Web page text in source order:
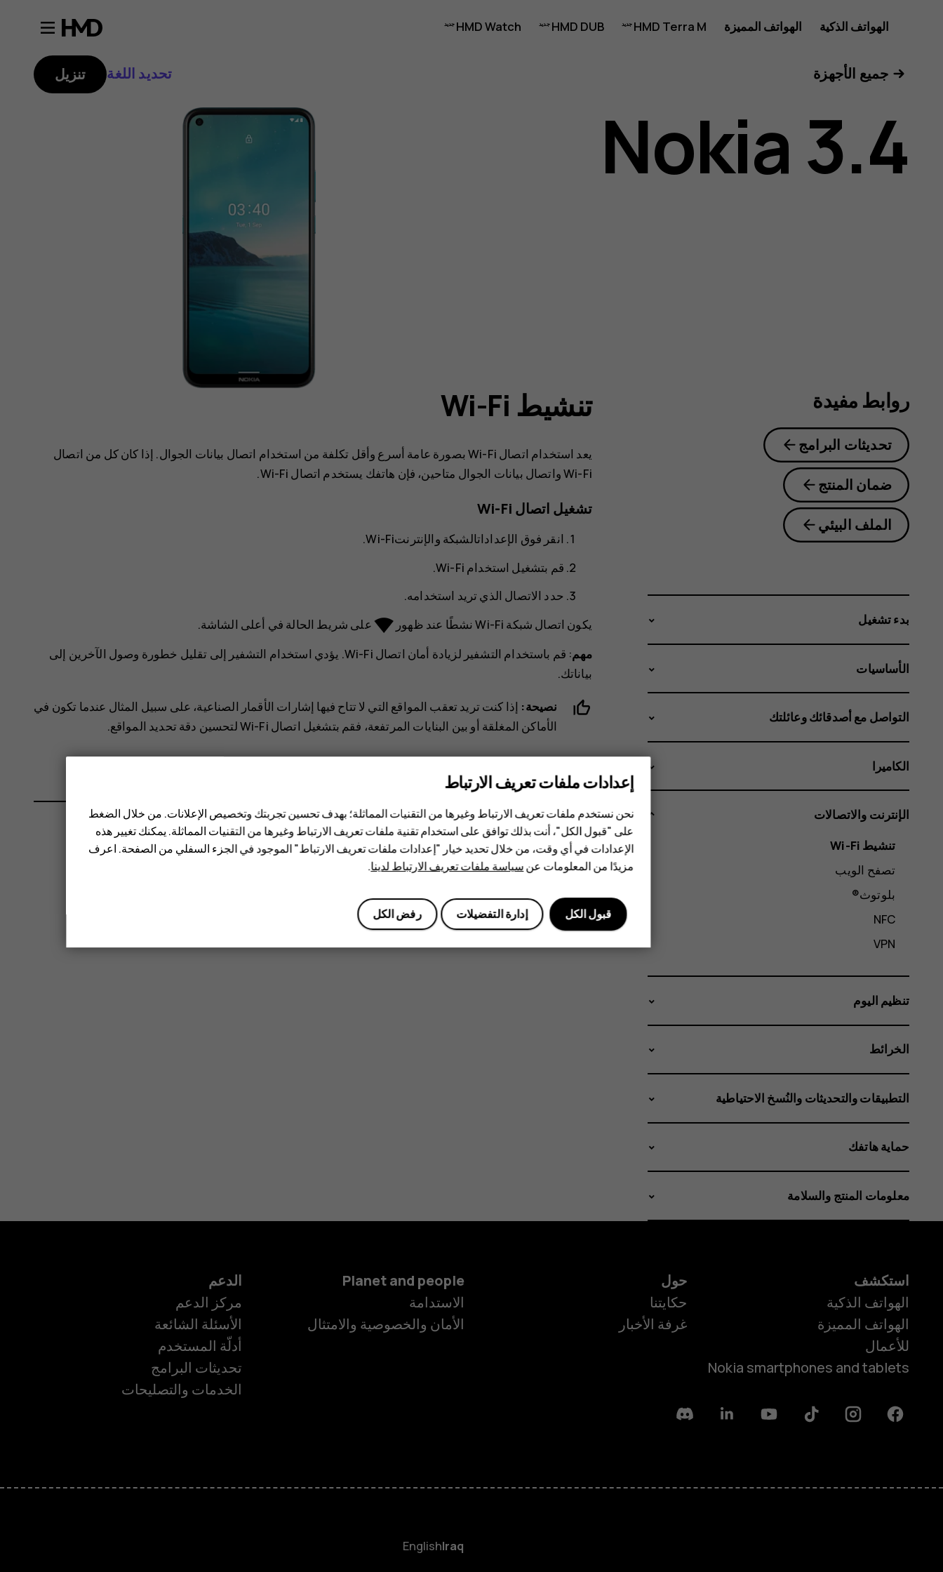
دليل
مستخدم
هاتف
الهواتف الذكية الهواتف المميزة HMD Terra M
HMD DUB
HMD Watch
HMD Terra M
HMD DUB
جميع الأجهزة تحديد اللغة تنزيل
Nokia 3.4
تنشيط Wi-Fi
يعد استخدام اتصال Wi-Fi بصورة عامة أسرع وأقل تكلفة من استخدام اتصال بيانات الجوال. إذا كان كل من اتصال
Wi-Fi واتصال بيانات الجوال متاحين، فإن هاتفك يستخدم اتصال Wi-Fi.
تشغيل اتصال Wi-Fi
انقر فوق الإعداداتالشبكة والإنترنتWi-Fi‬
.
قم بتشغيل استخدام Wi-Fi
.
حدد الاتصال الذي تريد استخدامه.
يكون اتصال شبكة Wi-Fi نشطًا عند ظهور
network_wifi على شريط الحالة في أعلى الشاشة.
مهم
: قم باستخدام التشفير لزيادة أمان اتصال ‪Wi-Fi‬. يؤدي استخدام التشفير إلى تقليل خطورة وصول الآخرين إلى
بياناتك.
نصيحة: إذا كنت تريد تعقب المواقع التي لا تتاح فيها إشارات الأقمار الصناعية، على سبيل المثال عندما تكون في
الأماكن المغلقة أو بين البنايات المرتفعة، فقم بتشغيل اتصال Wi-Fi لتحسين دقة تحديد المواقع.
هل وجدت هذه المعلومات مفيدة؟
نعم لا
روابط مفيدة
تحديثات البرامج
ضمان المنتج
الملف البيئي
بدء تشغيل
الأساسيات
التواصل مع أصدقائك وعائلتك
الكاميرا
الإنترنت والاتصالات
تنشيط Wi-Fi
تصفح الويب
بلوتوث®
NFC
VPN
تنظيم اليوم
الخرائط
التطبيقات والتحديثات والنُسخ الاحتياطية
حماية هاتفك
معلومات المنتج والسلامة
استكشف
الهواتف الذكية
الهواتف المميزة
للأعمال
Nokia smartphones and tablets
حول
حكايتنا
غرفة الأخبار
Planet and people
الاستدامة
الأمان والخصوصية والامتثال
الدعم
مركز الدعم
الأسئلة الشائعة
أدلّة المستخدم
تحديثات البرامج
الخدمات والتصليحات
Facebook
Instagram
Tiktok
Youtube
Linkedin
Discord
Iraq
English
إعدادات ملفات تعريف الارتباط
نحن نستخدم ملفات تعريف الارتباط وغيرها من التقنيات المماثلة؛ بهدف تحسين تجربتك وتخصيص الإعلانات. من خلال الضغط
على "قبول الكل"، أنت بذلك توافق على استخدام تقنية ملفات تعريف الارتباط وغيرها من التقنيات المماثلة. يمكنك تغيير هذه
الإعدادات في أي وقت، من خلال تحديد خيار "إعدادات ملفات تعريف الارتباط" الموجود في الجزء السفلي من الصفحة. اعرف
مزيدًا من المعلومات عنسياسة ملفات تعريف الارتباط لدينا.
رفض الكل إدارة التفضيلات قبول الكل